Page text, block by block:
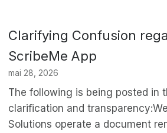
Clarifying Confusion
ScribeMe App
mai 28, 2026
The following is being posted in
clarification and
Solutions operate a document